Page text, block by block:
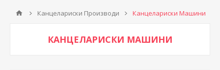
Канцелариски Производи Канцелариски Машини
КАНЦЕЛАРИСКИ МАШИНИ